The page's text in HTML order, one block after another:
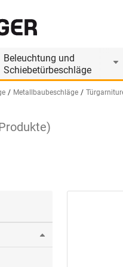
Beleuchtung und
Schiebetürbeschläge
Metallbaubeschläge
)